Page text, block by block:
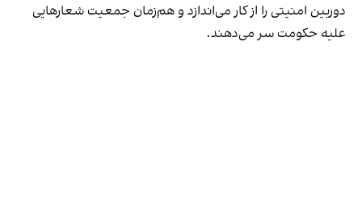
دوربین امنیتی را از کار می‌اندازد و هم‌زمان جمعیت شعارهایی
علیه حکومت سر می‌دهند.